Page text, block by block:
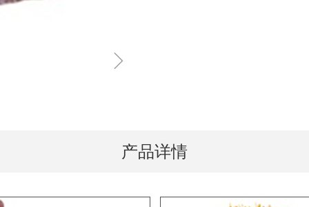
ꁇ
产品详情